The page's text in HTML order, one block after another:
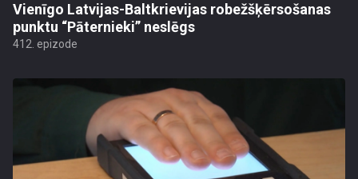
Vienīgo Latvijas-Baltkrievijas robežšķērsošanas
punktu “Pāternieki” neslēgs
412. epizode